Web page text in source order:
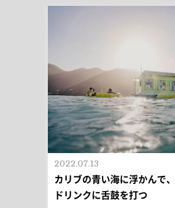
カリブの青い海に浮かんで
ドリンクに舌鼓を打つ
2022.07.13